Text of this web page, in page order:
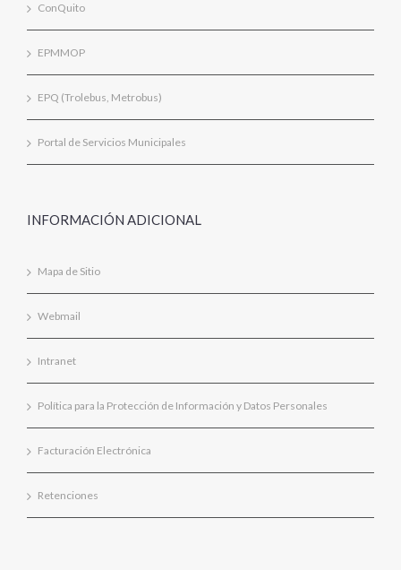
ConQuito
EPMMOP
EPQ (Trolebus, Metrobus)
Portal de Servicios Municipales
INFORMACIÓN ADICIONAL
Mapa de Sitio
Webmail
Intranet
Política para la Protección de Información y Datos Personales
Facturación Electrónica
Retenciones